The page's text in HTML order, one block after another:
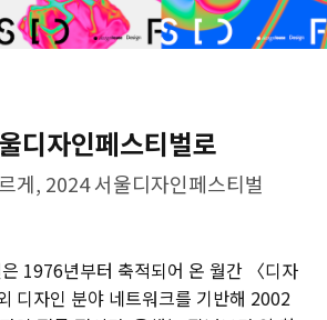
디자인페스티벌로
게, 2024 서울디자인페스티벌
1976년부터 축적되어 온 월간 〈디자
디자인 분야 네트워크를 기반해 2002